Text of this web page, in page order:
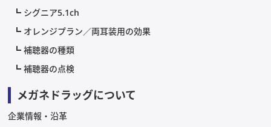
シグニア5.1ch
オレンジプラン／両耳装用の効果
補聴器の種類
補聴器の点検
メガネドラッグについて
企業情報・沿革